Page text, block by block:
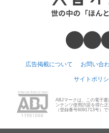
広告掲載について お問い合
サイトポリ
ABJマークは、この電子
ンテンツ使用許諾を得た
（登録番号6091713号）で